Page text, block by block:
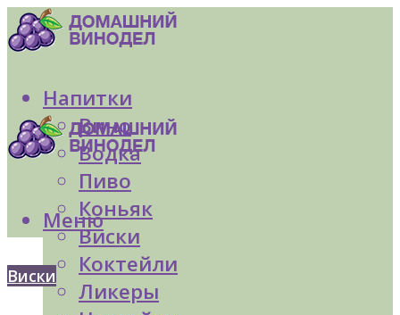
Напитки
Вино
Водка
Пиво
Коньяк
Виски
Коктейли
Ликеры
Меню
Виски